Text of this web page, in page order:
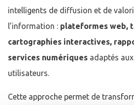
intelligents de diffusion et de
l’information : plateformes web,
cartographies interactives,
services numériques adaptés
utilisateurs.
Cette approche permet de